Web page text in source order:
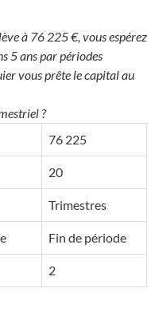
à 76 225 €, vous espérez
5 ans par périodes
vous prête le capital au
?
76 225
20
Trimestres
Fin de période
2